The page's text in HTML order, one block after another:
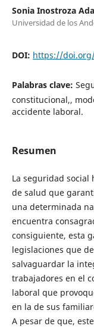
Sonia Inostroza
Universidad de los
DOI: https://doi.org/
Palabras clave:
constitucional,,
accidente laboral.
Resumen
La seguridad social
de salud que
una determinada
encuentra
consiguiente, esta
legislaciones que
salvaguardar la
trabajadores en el
laboral que
en la de sus
A pesar de que,